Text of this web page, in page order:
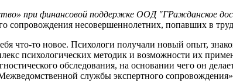
при финансовой поддержке ООД "ГРажданское
сопровождения несовершеннолетних, попавших в
что-то новое. Психологи получали новый опыт,
психологических методик и возможности их
обследования, на основании чего он
службы экспертного